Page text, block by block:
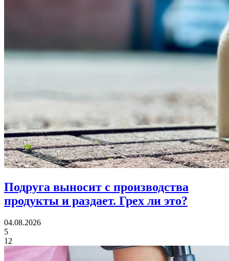
Подруга выносит с производства
продукты и раздает. Грех ли это?
04.08.2026
5
12